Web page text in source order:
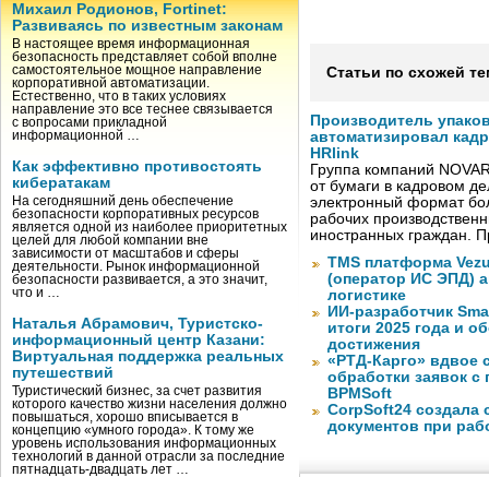
Михаил Родионов, Fortinet:
Развиваясь по известным законам
В настоящее время информационная
безопасность представляет собой вполне
самостоятельное мощное направление
корпоративной автоматизации.
Естественно, что в таких условиях
направление это все теснее связывается
с вопросами прикладной
информационной …
Как эффективно противостоять
кибератакам
На сегодняшний день обеспечение
безопасности корпоративных ресурсов
является одной из наиболее приоритетных
целей для любой компании вне
зависимости от масштабов и сферы
деятельности. Рынок информационной
безопасности развивается, а это значит,
что и …
Наталья Абрамович, Туристско-
информационный центр Казани:
Виртуальная поддержка реальных
путешествий
Туристический бизнес, за счет развития
которого качество жизни населения должно
повышаться, хорошо вписывается в
концепцию «умного города». К тому же
уровень использования информационных
технологий в данной отрасли за последние
пятнадцать-двадцать лет …
Статьи по схожей
Производитель
автоматизировал
HRlink
Группа компаний
от бумаги в кадровом
электронный формат
рабочих
иностранных граждан.
TMS платформа
(оператор ИС ЭПД)
логистике
ИИ-разработчик
итоги 2025 года и
достижения
«РТД-Карго» вдвое
обработки заявок
BPMSoft
CorpSoft24 создала
документов при